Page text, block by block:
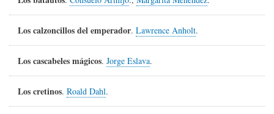
Los calzoncillos del emperador. Lawrence Anholt.
Los cascabeles mágicos. Jorge Eslava.
Los cretinos. Roald Dahl.